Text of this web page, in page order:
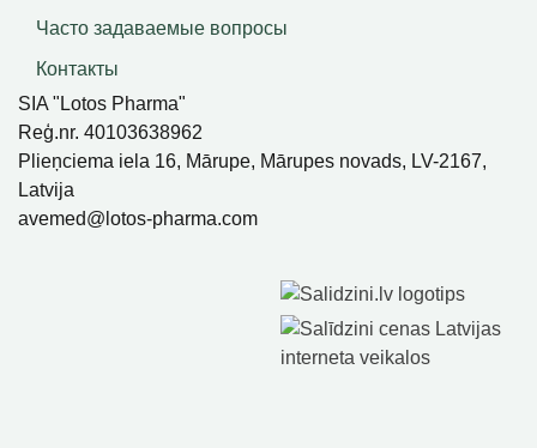
Часто задаваемые вопросы
Контакты
SIA "Lotos Pharma"
Reģ.nr. 40103638962
Plieņciema iela 16, Mārupe, Mārupes novads, LV-2167,
Latvija
avemed@lotos-pharma.com